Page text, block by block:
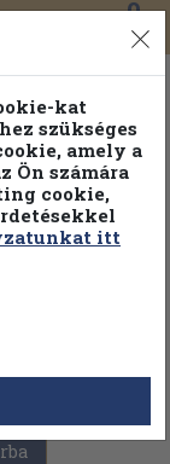
0
kat
szükséges
amely a
Ön számára
cookie,
itt